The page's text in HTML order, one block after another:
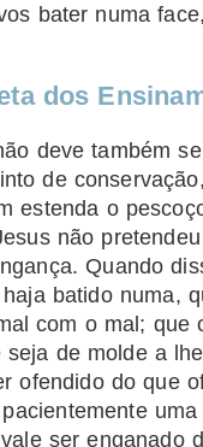
bater numa
dos
deve também
de
estenda o
não
Quando
batido numa,
com o mal; que
de molde a
ofendido do que
ser enganado